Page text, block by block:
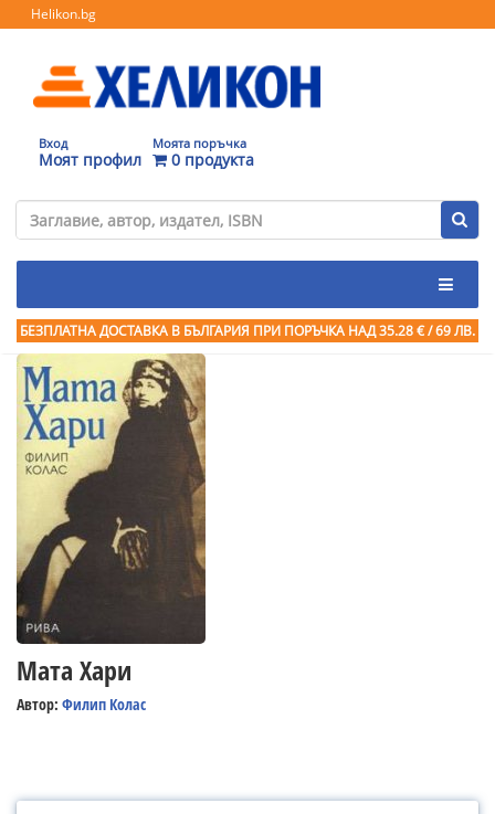
Helikon.bg
Вход
Моят профил
Моята поръчка
0 продукта
БЕЗПЛАТНА ДОСТАВКА В БЪЛГАРИЯ ПРИ ПОРЪЧКА НАД 35.28 € / 69 ЛВ.
Мата Хари
Автор: Филип Колас